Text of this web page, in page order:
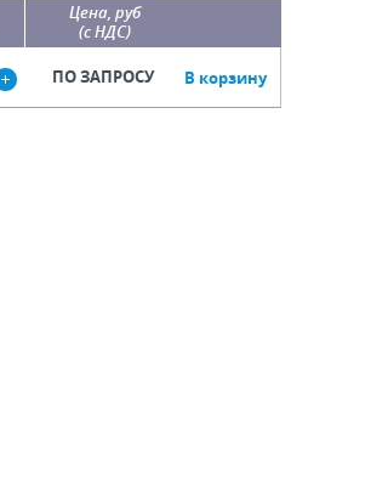
Цена, руб
(с НДС)
ПО ЗАПРОСУ В корзину